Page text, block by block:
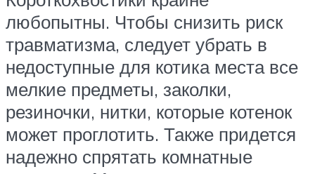
любопытны. Чтобы снизить риск
травматизма, следует убрать в
недоступные для котика места все
мелкие предметы, заколки,
резиночки, нитки, которые котенок
может проглотить. Также придется
надежно спрятать комнатные